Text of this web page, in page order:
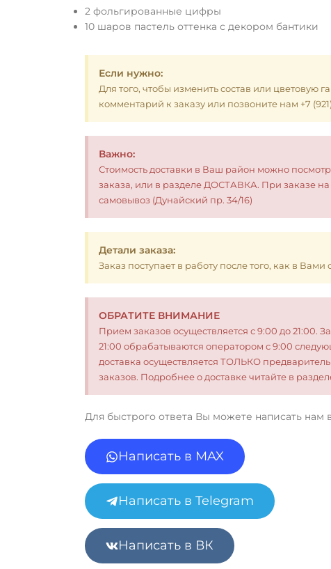
2 фольгированные цифры
10 шаров пастель оттенка с декором бантики
Если нужно:
Для того, чтобы изменить состав или цветовую
комментарий к заказу или позвоните нам +7
Важно:
Стоимость доставки в Ваш район можно
заказа, или в разделе ДОСТАВКА. При заказе
самовывоз (Дунайский пр. 34/16)
Детали заказа:
Заказ поступает в работу после того, как в
ОБРАТИТЕ ВНИМАНИЕ
Прием заказов осуществляется с 9:00 до 21:00.
21:00 обрабатываются оператором с 9:00
доставка осуществляется ТОЛЬКО
заказов. Подробнее о доставке читайте в
Для быстрого ответа Вы можете написать нам
Написать в MAX
Написать в Telegram
Написать в ВК